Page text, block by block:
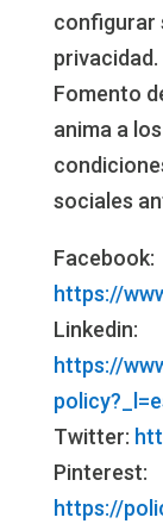
configurar
privacidad.
Fomento
anima a
sociales
Facebook:
https://
Linkedin:
https://
Twitter:
Pinterest:
https://